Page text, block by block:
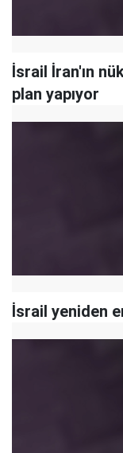
İsrail İran'ın
plan yapıyor
İsrail yeniden